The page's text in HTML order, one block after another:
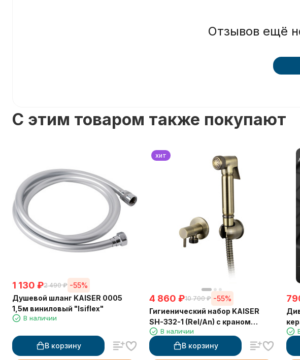
Отзывов ещё
C этим товаром также покупают
1 130 ₽2 490 ₽ -55%
Душевой шланг KAISER 0005
1,5м виниловый "Isiflex"
В наличии
В корзину
хит
4 860 ₽10 700 ₽ -55%
Гигиенический набор KAISER
SH-332-1 (Rel/An) с краном
БРОНЗА
В наличии
В корзину